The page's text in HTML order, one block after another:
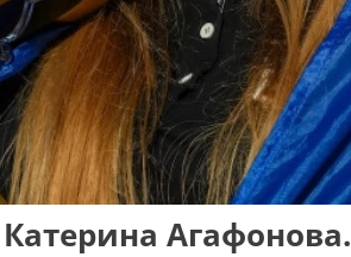
Агафонова.